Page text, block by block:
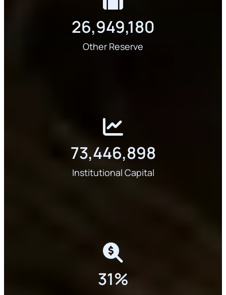
26,949,180
Other Reserve
73,446,898
Institutional Capital
31%